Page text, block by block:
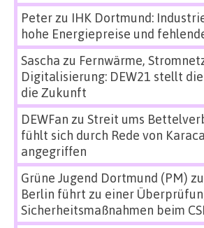
Peterzu IHK Dortmund:
hohe Energiepreise und
Sascha zu Fernwärme,
Digitalisierung: DEW21 stellt
die Zukunft
DEWFan zu Streit ums
fühlt sich durch Rede von
angegriffen
Grüne Jugend Dortmund (PM) zu
Berlin führt zu einer
Sicherheitsmaßnahmen beim